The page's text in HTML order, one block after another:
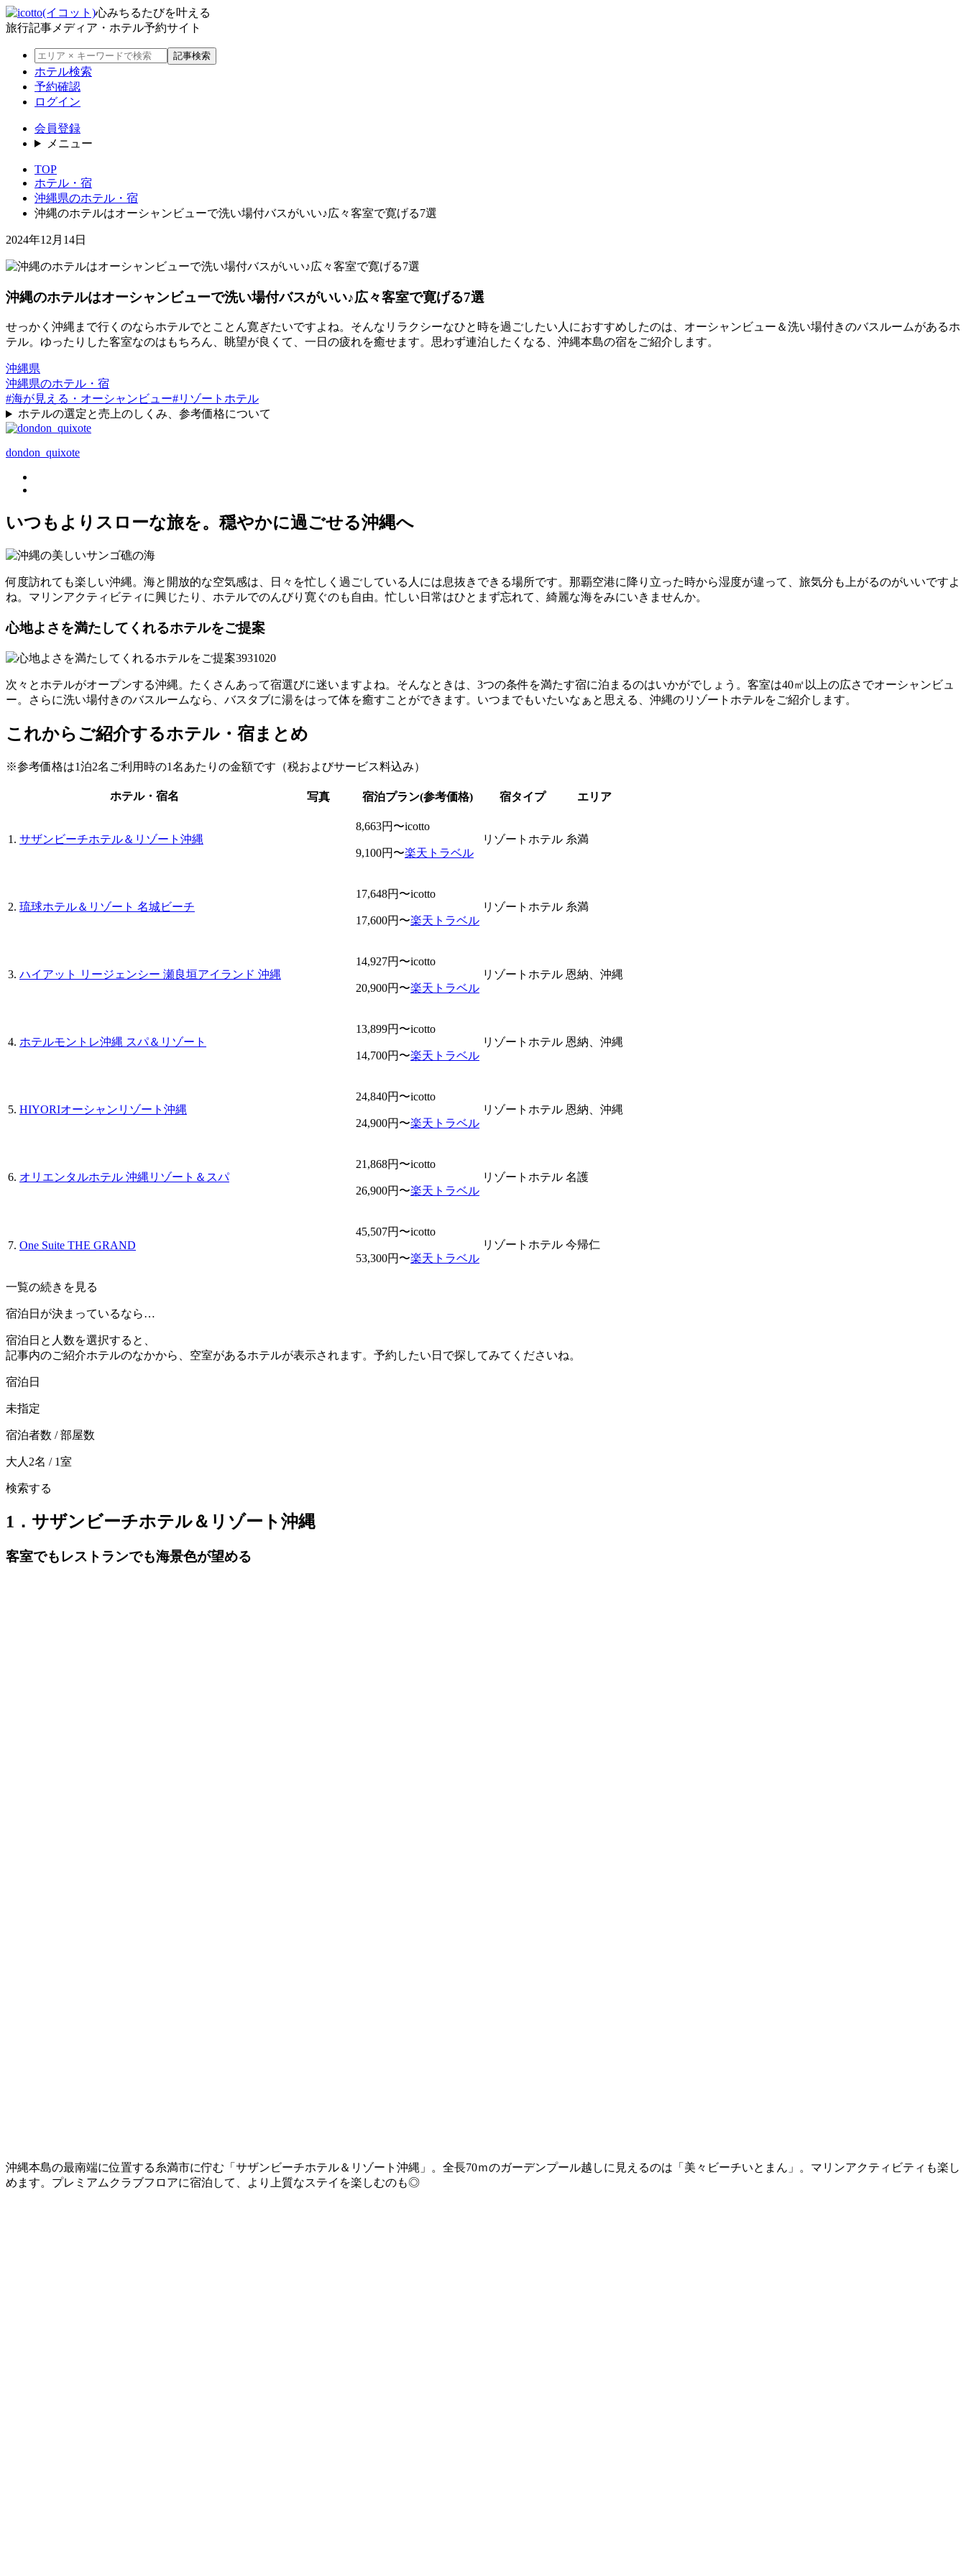
心みちるたびを叶える
旅行記事メディア・ホテル予約サイト
記事検索
ホテル検索
予約確認
ログイン
会員登録
メニュー
TOP
ホテル・宿
沖縄県のホテル・宿
沖縄のホテルはオーシャンビューで洗い場付バスがいい♪広々客室で寛げる7選
2024年12月14日
沖縄のホテルはオーシャンビューで洗い場付バスがいい♪広々客室で寛げる7選
せっかく沖縄まで行くのならホテルでとことん寛ぎたいですよね。そんなリラクシーなひと時を過ごしたい人におすすめしたのは、オーシャンビュー＆洗い場付きのバスルームがあるホ
テル。ゆったりした客室なのはもちろん、眺望が良くて、一日の疲れを癒せます。思わず連泊したくなる、沖縄本島の宿をご紹介します。
沖縄県
沖縄県のホテル・宿
#海が見える・オーシャンビュー#リゾートホテル
ホテルの選定と売上のしくみ、参考価格について
dondon_quixote
いつもよりスローな旅を。穏やかに過ごせる沖縄へ
何度訪れても楽しい沖縄。海と開放的な空気感は、日々を忙しく過ごしている人には息抜きできる場所です。那覇空港に降り立った時から湿度が違って、旅気分も上がるのがいいですよ
ね。マリンアクティビティに興じたり、ホテルでのんびり寛ぐのも自由。忙しい日常はひとまず忘れて、綺麗な海をみにいきませんか。
心地よさを満たしてくれるホテルをご提案
次々とホテルがオープンする沖縄。たくさんあって宿選びに迷いますよね。そんなときは、3つの条件を満たす宿に泊まるのはいかがでしょう。客室は40㎡以上の広さでオーシャンビュ
ー。さらに洗い場付きのバスルームなら、バスタブに湯をはって体を癒すことができます。いつまでもいたいなぁと思える、沖縄のリゾートホテルをご紹介します。
これからご紹介するホテル・宿まとめ
※参考価格は1泊2名ご利用時の1名あたりの金額です（税およびサービス料込み）
ホテル・宿名 写真 宿泊プラン(参考価格) 宿タイプ エリア
1. サザンビーチホテル＆リゾート沖縄
8,663円〜icotto
9,100円〜楽天トラベル
リゾートホテル 糸満
2. 琉球ホテル＆リゾート 名城ビーチ
17,648円〜icotto
17,600円〜楽天トラベル
リゾートホテル 糸満
3. ハイアット リージェンシー 瀬良垣アイランド 沖縄
14,927円〜icotto
20,900円〜楽天トラベル
リゾートホテル 恩納、沖縄
4. ホテルモントレ沖縄 スパ＆リゾート
13,899円〜icotto
14,700円〜楽天トラベル
リゾートホテル 恩納、沖縄
5. HIYORIオーシャンリゾート沖縄
24,840円〜icotto
24,900円〜楽天トラベル
リゾートホテル 恩納、沖縄
6. オリエンタルホテル 沖縄リゾート＆スパ
21,868円〜icotto
26,900円〜楽天トラベル
リゾートホテル 名護
7. One Suite THE GRAND
45,507円〜icotto
53,300円〜楽天トラベル
リゾートホテル 今帰仁
一覧の続きを見る
宿泊日が決まっているなら…
宿泊日と人数を選択すると、
記事内のご紹介ホテルのなかから、空室があるホテルが表示されます。予約したい日で探してみてくださいね。
宿泊日
未指定
宿泊者数 / 部屋数
大人2名 / 1室
検索する
1．サザンビーチホテル＆リゾート沖縄
客室でもレストランでも海景色が望める
沖縄本島の最南端に位置する糸満市に佇む「サザンビーチホテル＆リゾート沖縄」。全長70ｍのガーデンプール越しに見えるのは「美々ビーチいとまん」。マリンアクティビティも楽し
めます。プレミアムクラブフロアに宿泊して、より上質なステイを楽しむのも◎